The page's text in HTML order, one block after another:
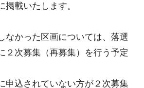
掲載いたします。
なかった区画については、落選
２次募集（再募集）を行う予定
申込されていない方が２次募集